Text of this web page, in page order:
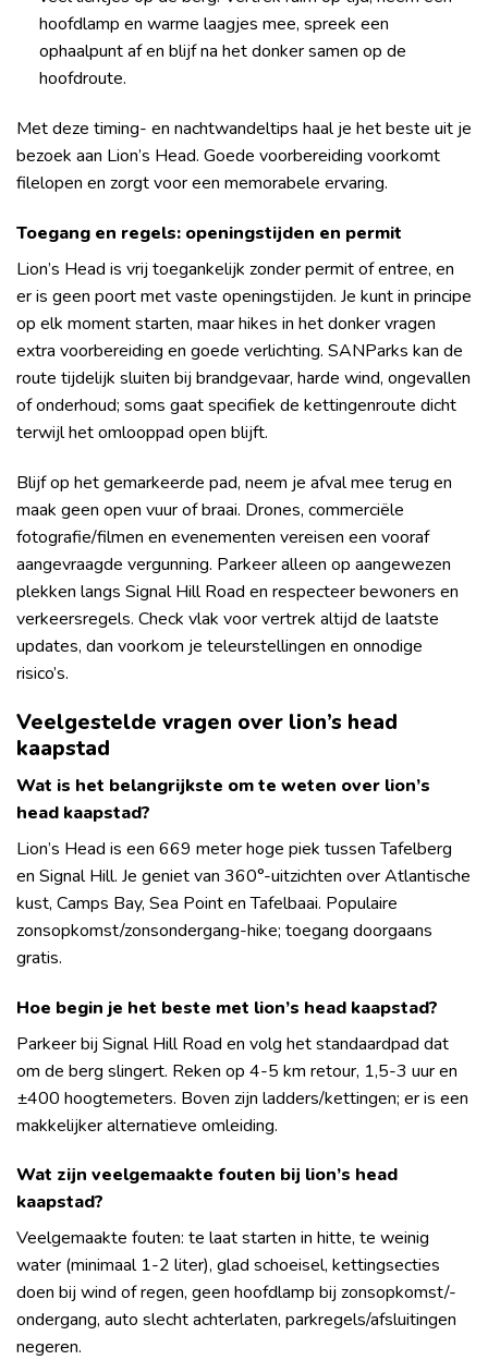
hoofdlamp en warme laagjes mee, spreek een
ophaalpunt af en blijf na het donker samen op de
hoofdroute.
Met deze timing- en nachtwandeltips haal je het beste uit je
bezoek aan Lion’s Head. Goede voorbereiding voorkomt
filelopen en zorgt voor een memorabele ervaring.
Toegang en regels: openingstijden en permit
Lion’s Head is vrij toegankelijk zonder permit of entree, en
er is geen poort met vaste openingstijden. Je kunt in principe
op elk moment starten, maar hikes in het donker vragen
extra voorbereiding en goede verlichting. SANParks kan de
route tijdelijk sluiten bij brandgevaar, harde wind, ongevallen
of onderhoud; soms gaat specifiek de kettingenroute dicht
terwijl het omlooppad open blijft.
Blijf op het gemarkeerde pad, neem je afval mee terug en
maak geen open vuur of braai. Drones, commerciële
fotografie/filmen en evenementen vereisen een vooraf
aangevraagde vergunning. Parkeer alleen op aangewezen
plekken langs Signal Hill Road en respecteer bewoners en
verkeersregels. Check vlak voor vertrek altijd de laatste
updates, dan voorkom je teleurstellingen en onnodige
risico’s.
Veelgestelde vragen over lion’s head
kaapstad
Wat is het belangrijkste om te weten over lion’s
head kaapstad?
Lion’s Head is een 669 meter hoge piek tussen Tafelberg
en Signal Hill. Je geniet van 360°-uitzichten over Atlantische
kust, Camps Bay, Sea Point en Tafelbaai. Populaire
zonsopkomst/zonsondergang-hike; toegang doorgaans
gratis.
Hoe begin je het beste met lion’s head kaapstad?
Parkeer bij Signal Hill Road en volg het standaardpad dat
om de berg slingert. Reken op 4-5 km retour, 1,5-3 uur en
±400 hoogtemeters. Boven zijn ladders/kettingen; er is een
makkelijker alternatieve omleiding.
Wat zijn veelgemaakte fouten bij lion’s head
kaapstad?
Veelgemaakte fouten: te laat starten in hitte, te weinig
water (minimaal 1-2 liter), glad schoeisel, kettingsecties
doen bij wind of regen, geen hoofdlamp bij zonsopkomst/-
ondergang, auto slecht achterlaten, parkregels/afsluitingen
negeren.